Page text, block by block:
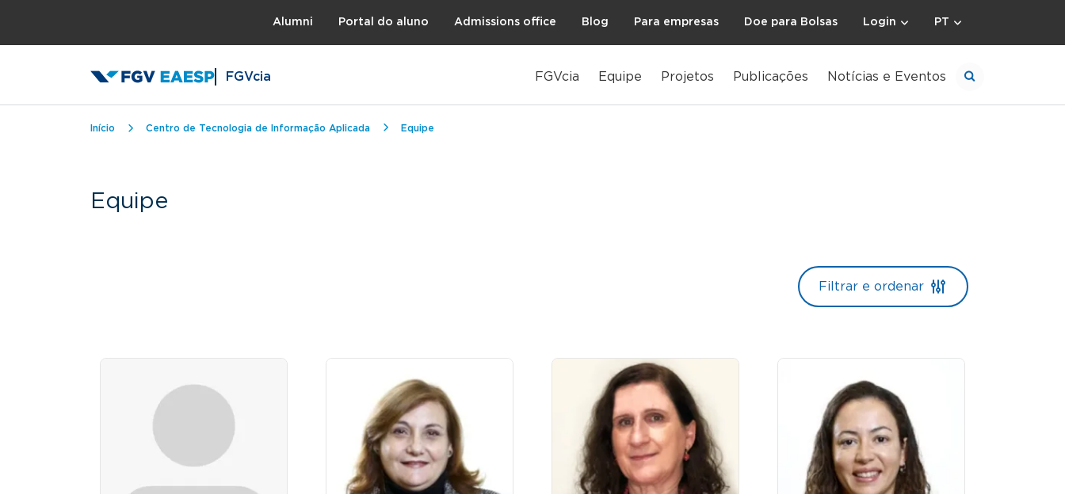
Alumni Portal do aluno Admissions office Blog Para empresas Doe para Bolsas Login PT
FGVcia FGVcia Equipe Projetos Publicações Notícias e Eventos
Trilha de navegação
Início Centro de Tecnologia de Informação Aplicada Equipe
Equipe
Filtrar e ordenar